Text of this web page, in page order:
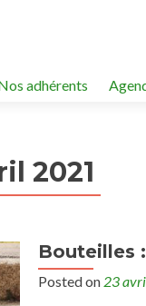
adhérents
2021
Bouteilles
Posted on 23